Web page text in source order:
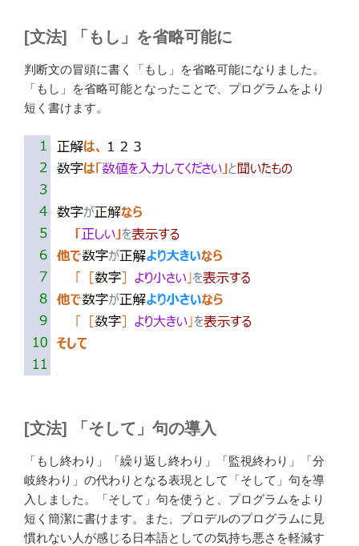
[文法] 「もし」を省略可能に
判断文の冒頭に書く「もし」を省略可能になりました。
「もし」を省略可能となったことで、プログラムをより
短く書けます。
[文法] 「そして」句の導入
「もし終わり」「繰り返し終わり」「監視終わり」「分
岐終わり」の代わりとなる表現として「そして」句を導
入しました。「そして」句を使うと、プログラムをより
短く簡潔に書けます。また、プロデルのプログラムに見
慣れない人が感じる日本語としての気持ち悪さを軽減す